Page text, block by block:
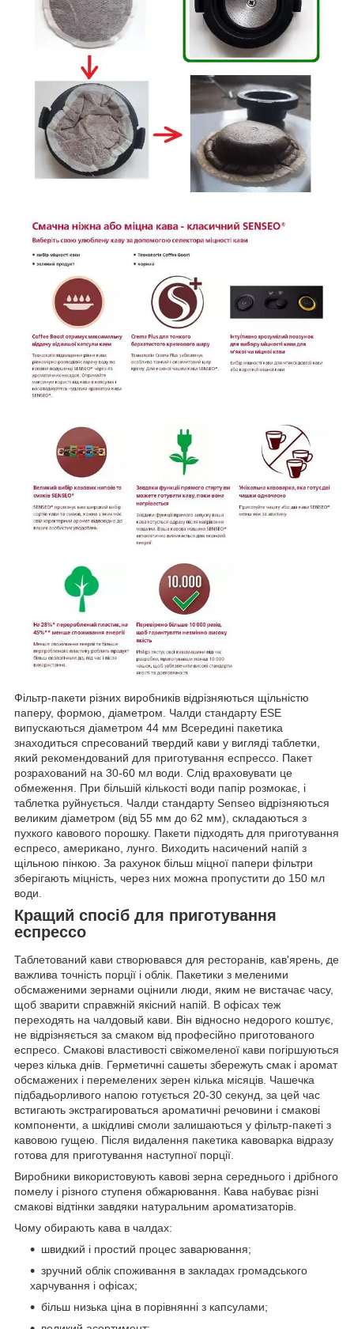
Фільтр-пакети різних виробників відрізняються щільністю
паперу, формою, діаметром. Чалди стандарту ESE
випускаються діаметром 44 мм Всередині пакетика
знаходиться спресований твердий кави у вигляді таблетки,
який рекомендований для приготування еспрессо. Пакет
розрахований на 30-60 мл води. Слід враховувати це
обмеження. При більшій кількості води папір розмокає, і
таблетка руйнується. Чалди стандарту Senseo відрізняються
великим діаметром (від 55 мм до 62 мм), складаються з
пухкого кавового порошку. Пакети підходять для приготування
еспресо, американо, лунго. Виходить насичений напій з
щільною пінкою. За рахунок більш міцної папери фільтри
зберігають міцність, через них можна пропустити до 150 мл
води.
Кращий спосіб для приготування
еспрессо
Таблетований кави створювався для ресторанів, кав'ярень, де
важлива точність порції і облік. Пакетики з меленими
обсмаженими зернами оцінили люди, яким не вистачає часу,
щоб зварити справжній якісний напій. В офісах теж
переходять на чалдовый кави. Він відносно недорого коштує,
не відрізняється за смаком від професійно приготованого
еспресо. Смакові властивості свіжомеленої кави погіршуються
через кілька днів. Герметичні сашеты збережуть смак і аромат
обсмажених і перемелених зерен кілька місяців. Чашечка
підбадьорливого напою готується 20-30 секунд, за цей час
встигають экстрагироваться ароматичні речовини і смакові
компоненти, а шкідливі смоли залишаються у фільтр-пакеті з
кавовою гущею. Після видалення пакетика кавоварка відразу
готова для приготування наступної порції.
Виробники використовують кавові зерна середнього і дрібного
помелу і різного ступеня обжарювання. Кава набуває різні
смакові відтінки завдяки натуральним ароматизаторів.
Чому обирають кава в чалдах:
швидкий і простий процес заварювання;
зручний облік споживання в закладах громадського
харчування і офісах;
більш низька ціна в порівнянні з капсулами;